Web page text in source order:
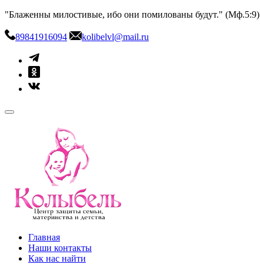
Skip
content
"Блаженны милостивые, ибо они помилованы будут." (Мф.5:9)
89841916094 kolibelvl@mail.ru
kolibel-vl.ru
Центр защиты семьи, материнства и детства
Главная
Наши контакты
Как нас найти